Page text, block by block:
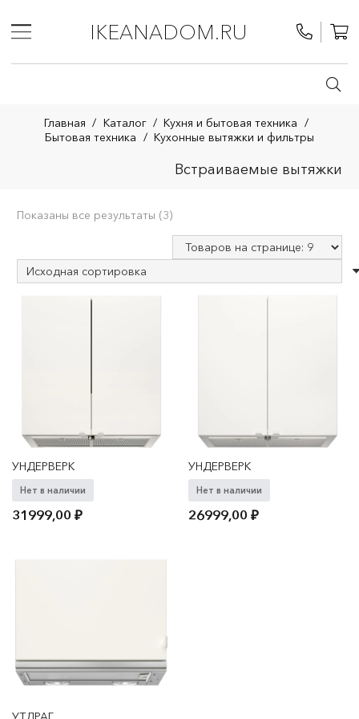
IKEANADOM.RU
Главная / Каталог / Кухня и бытовая техника /
Бытовая техника / Кухонные вытяжки и фильтры
Встраиваемые вытяжки
Показаны все результаты (3)
УНДЕРВЕРК
Нет в наличии
31999,00₽
УНДЕРВЕРК
Нет в наличии
26999,00₽